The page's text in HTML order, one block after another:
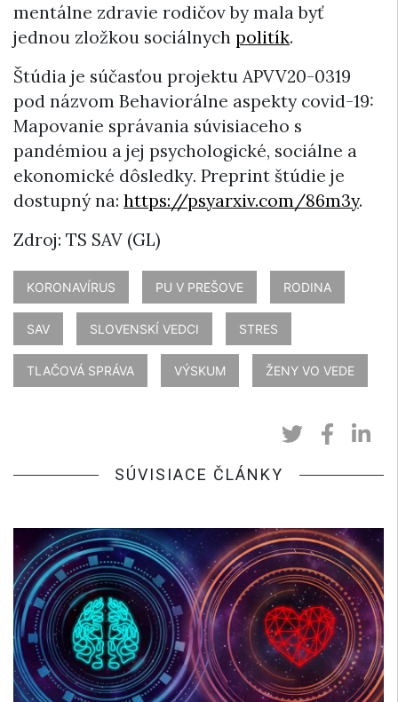
mentálne zdravie rodičov by mala byť
jednou zložkou sociálnych politík.
Štúdia je súčasťou projektu APVV20-0319
pod názvom Behaviorálne aspekty covid-19:
Mapovanie správania súvisiaceho s
pandémiou a jej psychologické, sociálne a
ekonomické dôsledky. Preprint štúdie je
dostupný na: https://psyarxiv.com/86m3y.
Zdroj: TS SAV (GL)
KORONAVÍRUS PU V PREŠOVE RODINA
SAV SLOVENSKÍ VEDCI STRES
TLAČOVÁ SPRÁVA VÝSKUM ŽENY VO VEDE
SÚVISIACE ČLÁNKY